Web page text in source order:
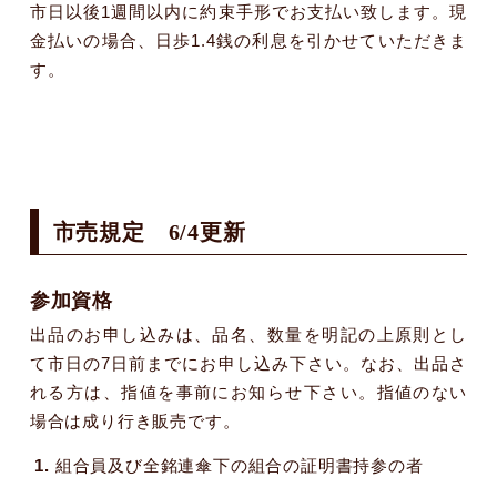
市日以後1週間以内に約束手形でお支払い致します。現
金払いの場合、日歩1.4銭の利息を引かせていただきま
す。
市売規定 6/4更新
参加資格
出品のお申し込みは、品名、数量を明記の上原則とし
て市日の7日前までにお申し込み下さい。なお、出品さ
れる方は、指値を事前にお知らせ下さい。指値のない
場合は成り行き販売です。
組合員及び全銘連傘下の組合の証明書持参の者